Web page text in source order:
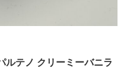
ルテノ クリーミーバニラ